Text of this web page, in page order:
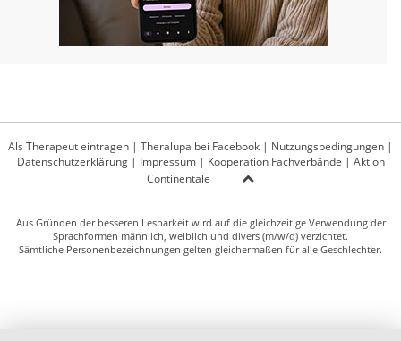
Als Therapeut eintragen | Theralupa bei Facebook | Nutzungsbedingungen |
Datenschutzerklärung| Impressum| Kooperation Fachverbände | Aktion
Continentale
Aus Gründen der besseren Lesbarkeit wird auf die gleichzeitige Verwendung der
Sprachformen männlich, weiblich und divers (m/w/d) verzichtet.
Sämtliche Personenbezeichnungen gelten gleichermaßen für alle Geschlechter.